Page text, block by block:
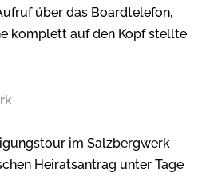
über das Boardtelefon,
komplett auf den Kopf stellte
im Salzbergwerk
Heiratsantrag unter Tage